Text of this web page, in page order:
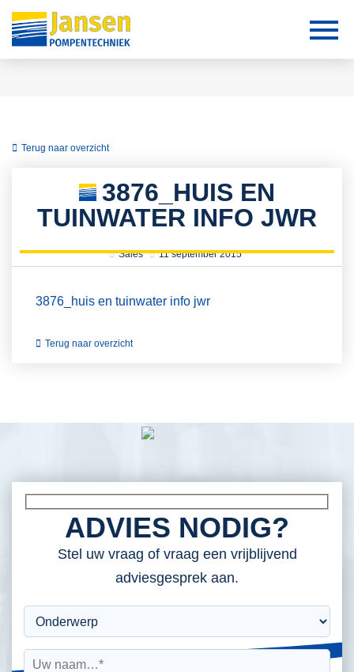
Terug naar overzicht
3876_HUIS EN
TUINWATER INFO JWR
Sales 11 september 2015
3876_huis en tuinwater info jwr
Terug naar overzicht
ADVIES NODIG?
Stel uw vraag of vraag een vrijblijvend
adviesgesprek aan.